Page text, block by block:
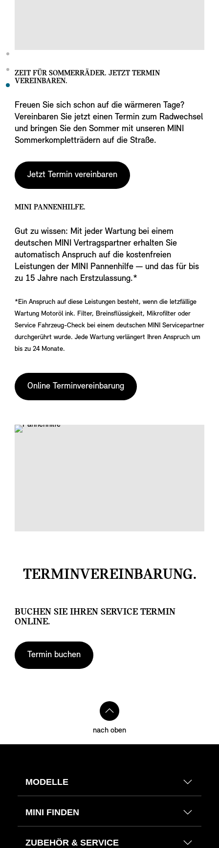
ZEIT FÜR SOMMERRÄDER. JETZT TERMIN
VEREINBAREN.
Freuen Sie sich schon auf die wärmeren Tage?
Vereinbaren Sie jetzt einen Termin zum Radwechsel
und bringen Sie den Sommer mit unseren MINI
Sommerkompletträdern auf die Straße.
Jetzt Termin vereinbaren
MINI PANNENHILFE.
Gut zu wissen: Mit jeder Wartung bei einem
deutschen MINI Vertragspartner erhalten Sie
automatisch Anspruch auf die kostenfreien
Leistungen der MINI Pannenhilfe — und das für bis
zu 15 Jahre nach Erstzulassung.*
*Ein Anspruch auf diese Leistungen besteht, wenn die letzfällige
Wartung Motoröl ink. Filter, Breinsflüssigkeit, Mikrofilter oder
Service Fahrzeug-Check bei einem deutschen MINI Servicepartner
durchgerührt wurde. Jede Wartung verlängert Ihren Anspruch um
bis zu 24 Monate.
Online Terminvereinbarung
TERMINVEREINBARUNG.
BUCHEN SIE IHREN SERVICE TERMIN
ONLINE.
Termin buchen
nach oben
MODELLE
MINI FINDEN
ZUBEHÖR & SERVICE